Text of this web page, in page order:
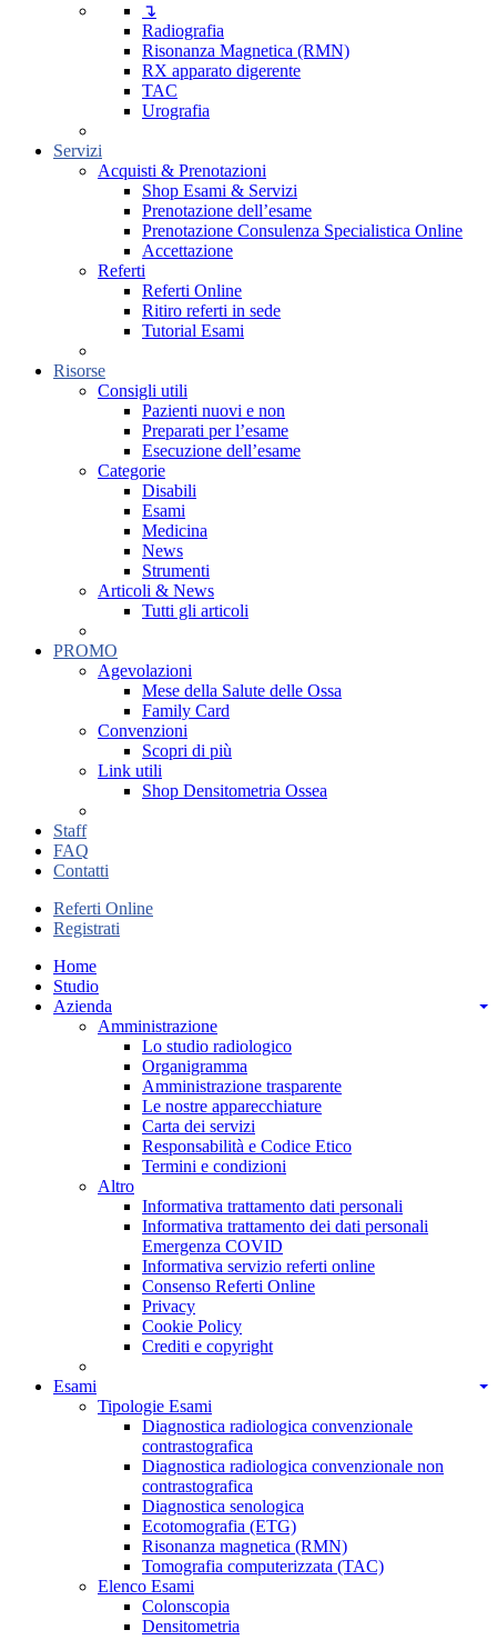
↴
Radiografia
Risonanza Magnetica (RMN)
RX apparato digerente
TAC
Urografia
Servizi
Acquisti & Prenotazioni
Shop Esami & Servizi
Prenotazione dell’esame
Prenotazione Consulenza Specialistica Online
Accettazione
Referti
Referti Online
Ritiro referti in sede
Tutorial Esami
Risorse
Consigli utili
Pazienti nuovi e non
Preparati per l’esame
Esecuzione dell’esame
Categorie
Disabili
Esami
Medicina
News
Strumenti
Articoli & News
Tutti gli articoli
PROMO
Agevolazioni
Mese della Salute delle Ossa
Family Card
Convenzioni
Scopri di più
Link utili
Shop Densitometria Ossea
Staff
FAQ
Contatti
Referti Online
Registrati
Home
Studio
Azienda
Amministrazione
Lo studio radiologico
Organigramma
Amministrazione trasparente
Le nostre apparecchiature
Carta dei servizi
Responsabilità e Codice Etico
Termini e condizioni
Altro
Informativa trattamento dati personali
Informativa trattamento dei dati personali
Emergenza COVID
Informativa servizio referti online
Consenso Referti Online
Privacy
Cookie Policy
Crediti e copyright
Esami
Tipologie Esami
Diagnostica radiologica convenzionale
contrastografica
Diagnostica radiologica convenzionale non
contrastografica
Diagnostica senologica
Ecotomografia (ETG)
Risonanza magnetica (RMN)
Tomografia computerizzata (TAC)
Elenco Esami
Colonscopia
Densitometria